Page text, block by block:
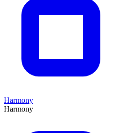
Harmony
Harmony